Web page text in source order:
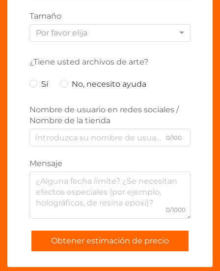
Tamaño
Por favor elija
¿Tiene usted archivos de arte?
Sí No, necesito ayuda
Nombre de usuario en redes sociales /
Nombre de la tienda
0/100
Mensaje
0/1000
Obtener estimación de precio